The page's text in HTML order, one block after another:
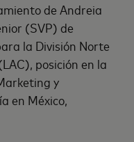
de Andreia
(SVP) de
la División Norte
posición en la
y
en México,